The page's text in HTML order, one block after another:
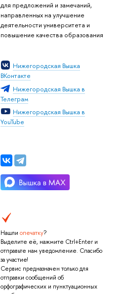
для предложений и замечаний,
направленных на улучшение
деятельности университета и
повышение качества образования
Нижегородская Вышка
ВКонтакте
Нижегородская Вышка в
Телеграм
Нижегородская Вышка в
YouTube
Нашли опечатку?
Выделите её, нажмите Ctrl+Enter и
отправьте нам уведомление. Спасибо
за участие!
Сервис предназначен только для
отправки сообщений об
орфографических и пунктуационных